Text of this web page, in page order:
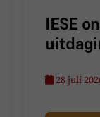
IESE
28 juli